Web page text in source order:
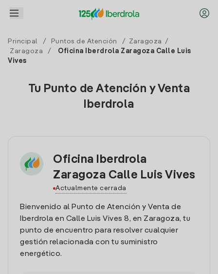
Principal / Puntos de Atención / Zaragoza
/
Zaragoza
/
Oficina Iberdrola Zaragoza Calle Luis
Vives
Tu Punto de Atención y Venta
Iberdrola
Oficina Iberdrola
Zaragoza Calle Luis Vives
Actualmente cerrada
Bienvenido al Punto de Atención y Venta de
Iberdrola en Calle Luis Vives 8, en Zaragoza, tu
punto de encuentro para resolver cualquier
gestión relacionada con tu suministro
energético.